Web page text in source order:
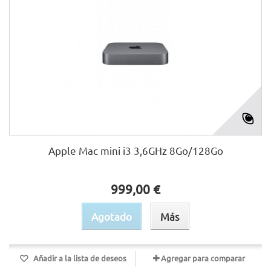
Apple Mac mini i3 3,6GHz 8Go/128Go
999,00 €
Agotado Más
Añadir a la lista de deseos Agregar para comparar